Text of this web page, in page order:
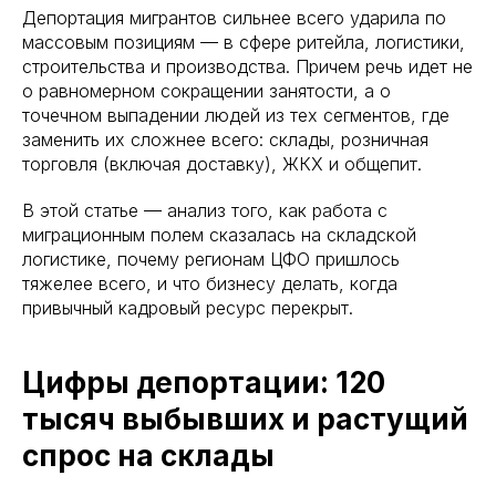
Депортация мигрантов сильнее всего ударила по
массовым позициям — в сфере ритейла, логистики,
строительства и производства. Причем речь идет не
о равномерном сокращении занятости, а о
точечном выпадении людей из тех сегментов, где
заменить их сложнее всего: склады, розничная
торговля (включая доставку), ЖКХ и общепит.
В этой статье — анализ того, как работа с
миграционным полем сказалась на складской
логистике, почему регионам ЦФО пришлось
тяжелее всего, и что бизнесу делать, когда
привычный кадровый ресурс перекрыт.
Цифры депортации: 120
тысяч выбывших и растущий
спрос на склады